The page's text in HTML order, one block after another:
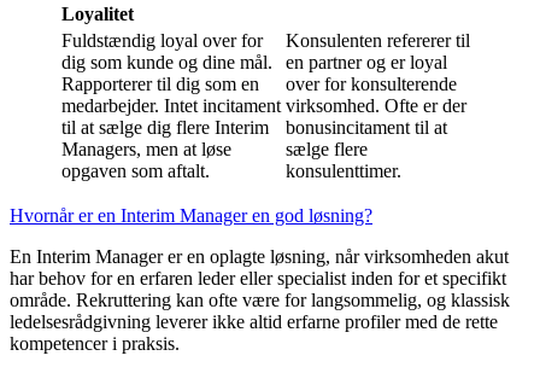
Loyalitet
Fuldstændig loyal over for
dig som kunde og dine mål.
Rapporterer til dig som en
medarbejder. Intet incitament
til at sælge dig flere Interim
Managers, men at løse
opgaven som aftalt.
Konsulenten refererer til
en partner og er loyal
over for konsulterende
virksomhed. Ofte er der
bonusincitament til at
sælge flere
konsulenttimer.
Hvornår er en Interim Manager en god løsning?
En Interim Manager er en oplagte løsning, når virksomheden akut
har behov for en erfaren leder eller specialist inden for et specifikt
område. Rekruttering kan ofte være for langsommelig, og klassisk
ledelsesrådgivning leverer ikke altid erfarne profiler med de rette
kompetencer i praksis.